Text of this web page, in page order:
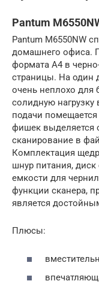
Pantum
Pantum M6550NW
домашнего офиса.
формата А4 в
страницы. На один
очень неплохо
солидную нагрузку
подачи
фишек выделяется
сканирование в
Комплектация
шнур питания,
емкости для
функции сканера,
является
Плюсы: